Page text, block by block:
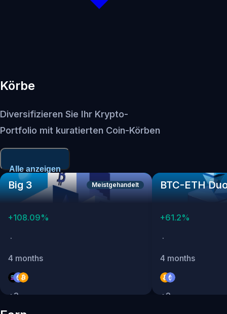
Körbe
Diversifizieren Sie Ihr Krypto-
Portfolio mit kuratierten Coin-Körben
Alle anzeigen
Meistgehandelt
Big 3
+108.09%
·
4 months
+ 3
BTC-ETH
+61.2%
·
4 months
+ 2